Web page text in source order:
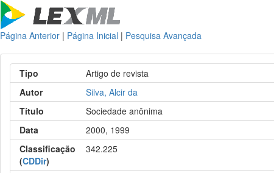
Página Anterior | Página Inicial | Pesquisa Avançada
Tipo
Artigo de revista
Autor
Silva, Alcir da
Título
Sociedade anônima
Data
2000, 1999
Classificação
(CDDir)
342.225